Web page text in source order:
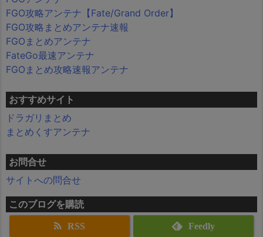
FGO攻略アンテナ【Fate/Grand Order】
FGO攻略まとめアンテナ速報
FGOまとめアンテナ
FateGo最速アンテナ
FGOまとめ攻略速報アンテナ
おすすめサイト
ドラガリまとめ
まとめくすアンテナ
お問合せ
サイトへの問合せ
このブログを購読
RSS Feedly